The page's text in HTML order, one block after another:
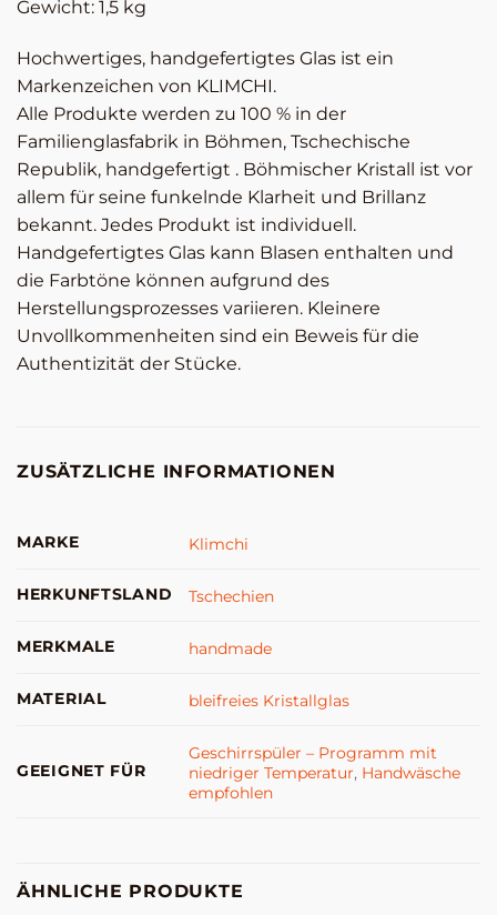
Gewicht: 1,5 kg
Hochwertiges, handgefertigtes Glas ist ein
Markenzeichen von KLIMCHI.
Alle Produkte werden zu 100 % in der
Familienglasfabrik in Böhmen, Tschechische
Republik, handgefertigt . Böhmischer Kristall ist vor
allem für seine funkelnde Klarheit und Brillanz
bekannt. Jedes Produkt ist individuell.
Handgefertigtes Glas kann Blasen enthalten und
die Farbtöne können aufgrund des
Herstellungsprozesses variieren. Kleinere
Unvollkommenheiten sind ein Beweis für die
Authentizität der Stücke.
ZUSÄTZLICHE INFORMATIONEN
MARKE Klimchi
HERKUNFTSLAND Tschechien
MERKMALE handmade
MATERIAL bleifreies Kristallglas
GEEIGNET FÜR
Geschirrspüler – Programm mit
niedriger Temperatur, Handwäsche
empfohlen
ÄHNLICHE PRODUKTE